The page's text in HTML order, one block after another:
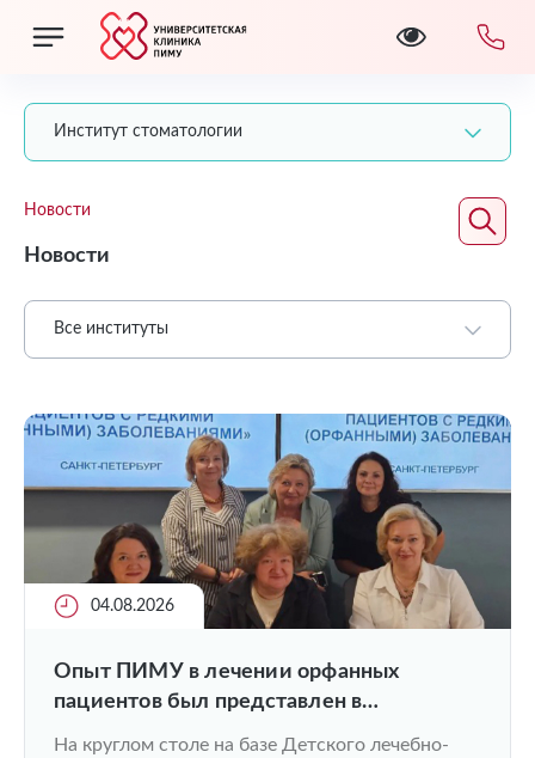
Институт стоматологии
Новости
Новости
Все институты
04.08.2026
Опыт ПИМУ в лечении орфанных
пациентов был представлен в
федеральной повестке
На круглом столе на базе Детского лечебно-